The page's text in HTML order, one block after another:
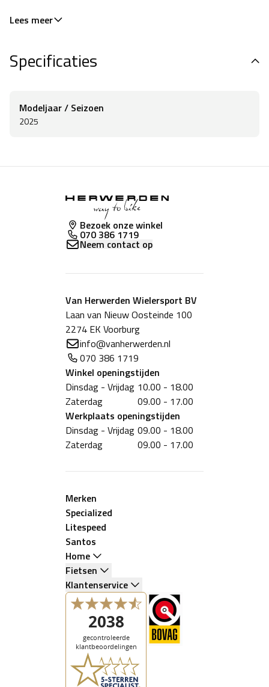
Lees meer
Specificaties
Modeljaar / Seizoen
2025
Bezoek onze winkel
070 386 1719
Neem contact op
Van Herwerden Wielersport BV
Laan van Nieuw Oosteinde 100
2274 EK Voorburg
info@vanherwerden.nl
070 386 1719
Winkel openingstijden
Dinsdag - Vrijdag 10.00 - 18.00
Zaterdag
09.00 - 17.00
Werkplaats openingstijden
Dinsdag - Vrijdag 09.00 - 18.00
Zaterdag
09.00 - 17.00
Merken
Specialized
Litespeed
Santos
Home
Fietsen
Klantenservice